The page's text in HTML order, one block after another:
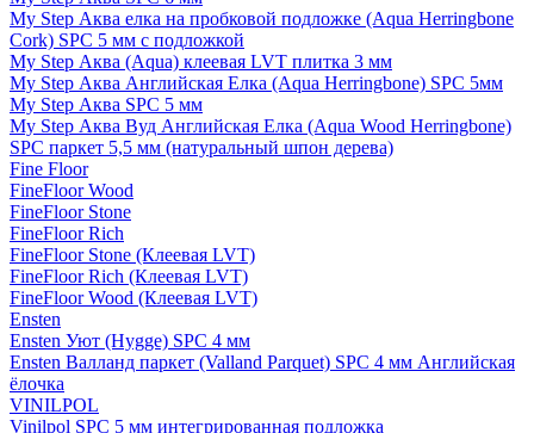
My Step Аква елка на пробковой подложке (Aqua Herringbone
Cork) SPC 5 мм с подложкой
My Step Аква (Aqua) клеевая LVT плитка 3 мм
My Step Аква Английская Елка (Aqua Herringbone) SPC 5мм
My Step Аква SPC 5 мм
My Step Аква Вуд Английская Елка (Aqua Wood Herringbone)
SPC паркет 5,5 мм (натуральный шпон дерева)
Fine Floor
FineFloor Wood
FineFloor Stone
FineFloor Rich
FineFloor Stone (Клеевая LVT)
FineFloor Rich (Клеевая LVT)
FineFloor Wood (Клеевая LVT)
Ensten
Ensten Уют (Hygge) SPC 4 мм
Ensten Валланд паркет (Valland Parquet) SPC 4 мм Английская
ёлочка
VINILPOL
Vinilpol SPC 5 мм интегрированная подложка